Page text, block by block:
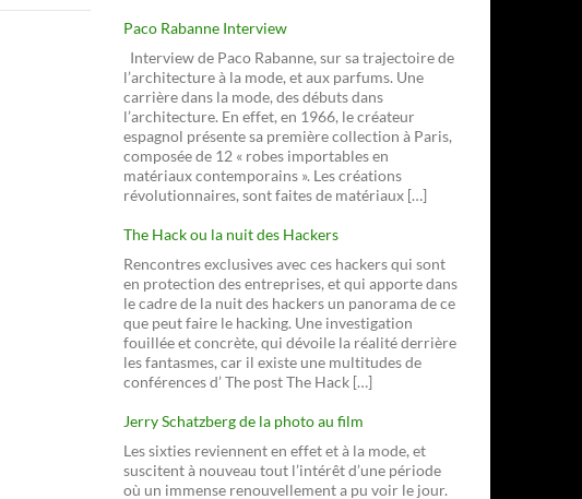
Paco Rabanne Interview
Interview de Paco Rabanne, sur sa trajectoire de
l’architecture à la mode, et aux parfums. Une
carrière dans la mode, des débuts dans
l’architecture. En effet, en 1966, le créateur
espagnol présente sa première collection à Paris,
composée de 12 « robes importables en
matériaux contemporains ». Les créations
révolutionnaires, sont faites de matériaux […]
The Hack ou la nuit des Hackers
Rencontres exclusives avec ces hackers qui sont
en protection des entreprises, et qui apporte dans
le cadre de la nuit des hackers un panorama de ce
que peut faire le hacking. Une investigation
fouillée et concrète, qui dévoile la réalité derrière
les fantasmes, car il existe une multitudes de
conférences d’ The post The Hack […]
Jerry Schatzberg de la photo au film
Les sixties reviennent en effet et à la mode, et
suscitent à nouveau tout l’intérêt d’une période
où un immense renouvellement a pu voir le jour.